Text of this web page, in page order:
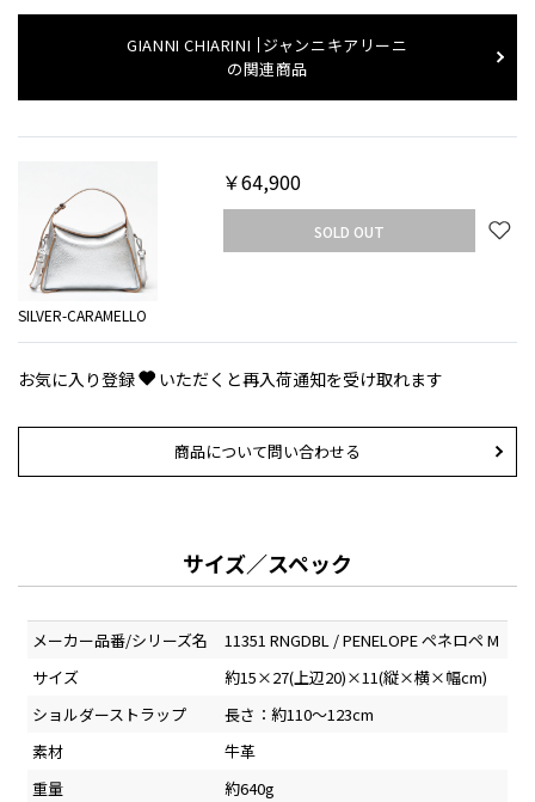
GIANNI CHIARINI
ジャンニキアリーニ
の関連商品
SILVER-CARAMELLO
￥64,900
SOLD OUT
お気に入り登録 いただくと再入荷通知を受け取れます
商品について問い合わせる
サイズ／スペック
メーカー品番/シリーズ名
11351 RNGDBL / PENELOPE ペネロペ M
サイズ
約15×27(上辺20)×11(縦×横×幅cm)
ショルダーストラップ
長さ：約110～123cm
素材
牛革
重量
約640g